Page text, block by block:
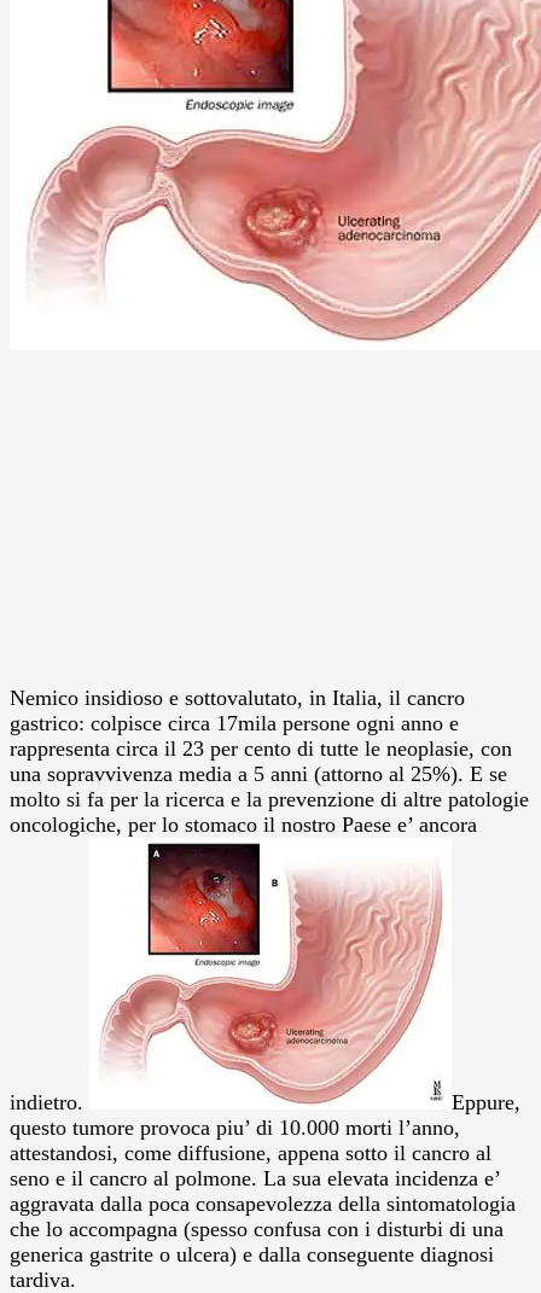
Nemico insidioso e sottovalutato, in Italia, il cancro
gastrico: colpisce circa 17mila persone ogni anno e
rappresenta circa il 23 per cento di tutte le neoplasie, con
una sopravvivenza media a 5 anni (attorno al 25%). E se
molto si fa per la ricerca e la prevenzione di altre patologie
oncologiche, per lo stomaco il nostro Paese e’ ancora
indietro.
Eppure,
questo tumore provoca piu’ di 10.000 morti l’anno,
attestandosi, come diffusione, appena sotto il cancro al
seno e il cancro al polmone. La sua elevata incidenza e’
aggravata dalla poca consapevolezza della sintomatologia
che lo accompagna (spesso confusa con i disturbi di una
generica gastrite o ulcera) e dalla conseguente diagnosi
tardiva.